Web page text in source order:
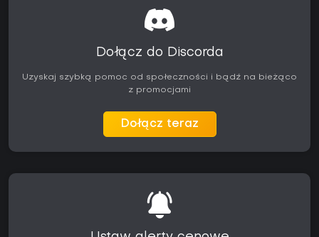
Dołącz do Discorda
Uzyskaj szybką pomoc od społeczności i bądź na bieżąco
z promocjami
Dołącz teraz